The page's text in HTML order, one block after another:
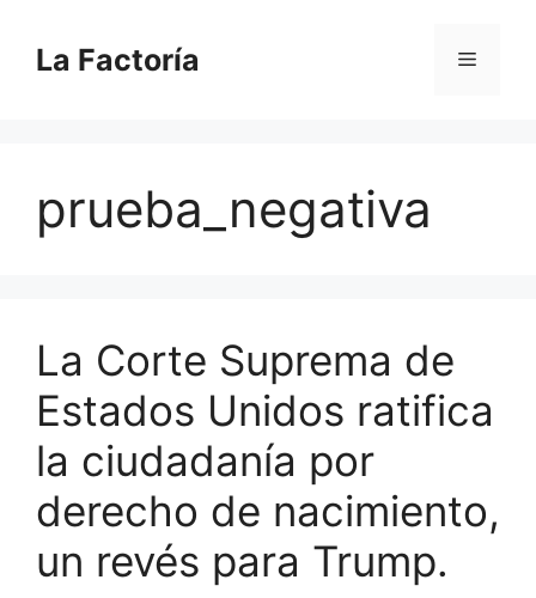
contenido
La Factoría Menú
prueba_negativa
La Corte Suprema de
Estados Unidos ratifica
la ciudadanía por
derecho de nacimiento,
un revés para Trump.